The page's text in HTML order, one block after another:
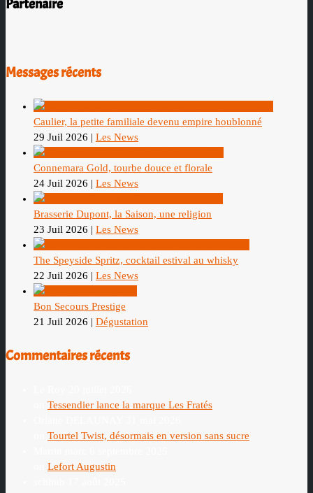
Partenaire
Messages récents
Caulier, la petite familiale devenu empire houblonné
29 Juil 2026 | Les News
Connemara Gold, tourbe douce et florale
24 Juil 2026 | Les News
Brasserie Dupont, la Saison, une religion
23 Juil 2026 | Les News
The Speyside Spritz, cocktail estival au whisky
22 Juil 2026 | Les News
Bon Secours Prestige
21 Juil 2026 | Dégustation
Commentaires récents
Tessendier lance la marque Les Fratés
Tourtel Twist, désormais en version sans sucre
Lefort Augustin